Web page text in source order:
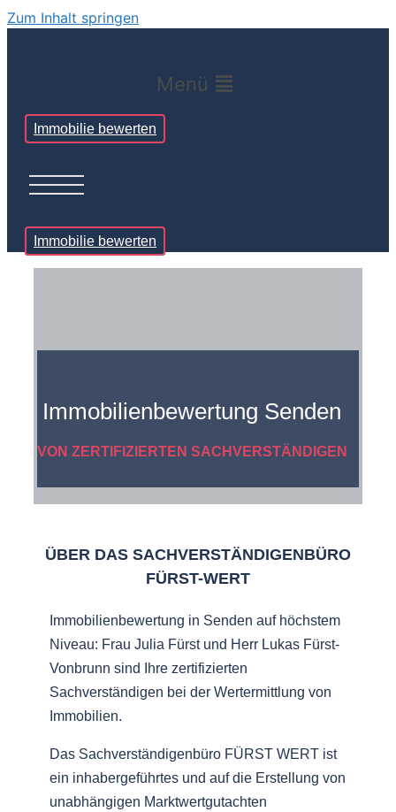
Zum Inhalt springen
Menü
Immobilie bewerten
Immobilie bewerten
Immobilienbewertung Senden
VON ZERTIFIZIERTEN SACHVERSTÄNDIGEN
ÜBER DAS SACHVERSTÄNDIGENBÜRO
FÜRST-WERT
Immobilienbewertung in Senden auf höchstem
Niveau: Frau Julia Fürst und Herr Lukas Fürst-
Vonbrunn sind Ihre zertifizierten
Sachverständigen bei der Wertermittlung von
Immobilien.
Das Sachverständigenbüro FÜRST WERT ist
ein inhabergeführtes und auf die Erstellung von
unabhängigen Marktwertgutachten